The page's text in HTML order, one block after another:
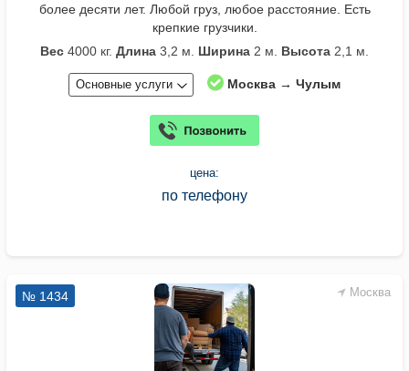
более десяти лет. Любой груз, любое расстояние. Есть
крепкие грузчики.
Вес 4000 кг. Длина 3,2 м. Ширина 2 м. Высота 2,1 м.
Основные услуги Москва → Чулым
цена:
по телефону
Москва
№ 1434